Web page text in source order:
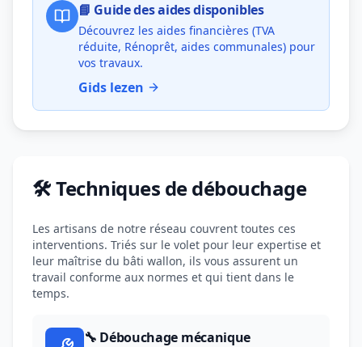
📘 Guide des aides disponibles
Découvrez les aides financières (TVA
réduite, Rénoprêt, aides communales) pour
vos travaux.
Gids lezen
🛠️ Techniques de débouchage
Les artisans de notre réseau couvrent toutes ces
interventions. Triés sur le volet pour leur expertise et
leur maîtrise du bâti wallon, ils vous assurent un
travail conforme aux normes et qui tient dans le
temps.
🔧 Débouchage mécanique